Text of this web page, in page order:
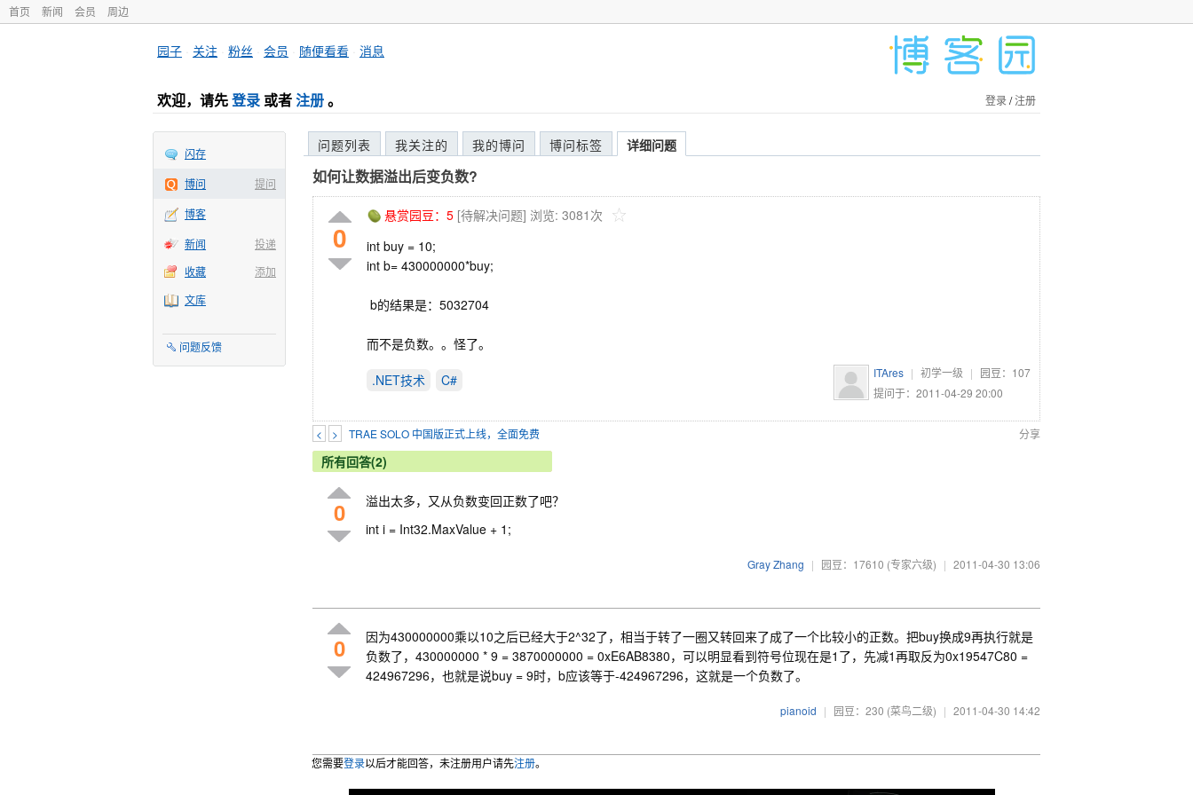
首页 新闻 会员 周边
园子 关注 粉丝 会员 随便看看 消息
欢迎，请先登录 或者注册。 登录/注册
闪存
提问
博问
博客
投递
新闻
添加
收藏
文库
问题反馈
问题列表 我关注的 我的博问 博问标签 详细问题
如何让数据溢出后变负数?
0
悬赏园豆： 5 [待解决问题] 浏览: 3081次
int buy = 10;
int b= 430000000*buy;
b的结果是：5032704
而不是负数。。怪了。
.NET技术 C# ITAres | 初学一级 | 园豆： 107
提问于：2011-04-29 20:00
< > TRAE SOLO 中国版正式上线，全面免费 分享
所有回答(2)
0
溢出太多，又从负数变回正数了吧？
int i = Int32.MaxValue + 1;
Gray Zhang | 园豆：17610 (专家六级) | 2011-04-30 13:06
0
因为430000000乘以10之后已经大于2^32了，相当于转了一圈又转回来了成了一个比较小的正数。把buy换成9再执行就是
负数了，430000000 * 9 = 3870000000 = 0xE6AB8380，可以明显看到符号位现在是1了，先减1再取反为0x19547C80 =
424967296，也就是说buy = 9时，b应该等于-424967296，这就是一个负数了。
pianoid | 园豆：230 (菜鸟二级) | 2011-04-30 14:42
您需要登录以后才能回答，未注册用户请先注册。